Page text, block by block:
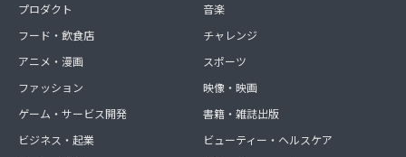
プロダクト
フード・飲食店
アニメ・漫画
ファッション
ゲーム・サービス開発
ビジネス・起業
音楽
チャレンジ
スポーツ
映像・映画
書籍・雑誌出版
ビューティー・ヘルスケア